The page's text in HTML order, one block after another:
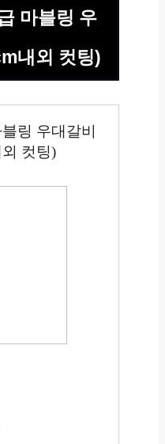
마블링 우
내외 컷팅)
링 우대갈비
컷팅)